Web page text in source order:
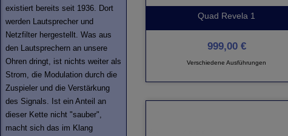
existiert bereits seit 1936. Dort
werden Lautsprecher und
Netzfilter hergestellt. Was aus
den Lautsprechern an unsere
Ohren dringt, ist nichts weiter als
Strom, die Modulation durch die
Zuspieler und die Verstärkung
des Signals. Ist ein Anteil an
dieser Kette nicht "sauber",
macht sich das im Klang
Quad Revela 1
999,00 €
Verschiedene Ausführungen